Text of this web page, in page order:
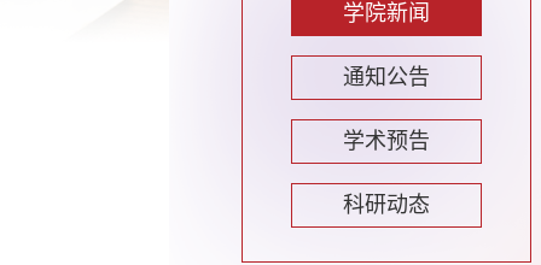
学院新闻
通知公告
学术预告
科研动态